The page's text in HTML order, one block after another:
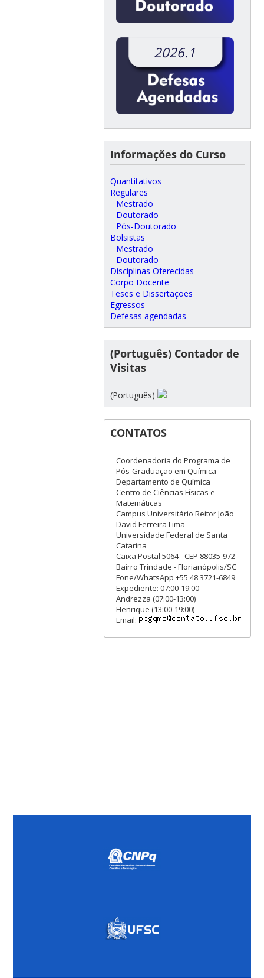
2026.1
Informações do Curso
Quantitativos
Regulares
Mestrado
Doutorado
Pós-Doutorado
Bolsistas
Mestrado
Doutorado
Disciplinas Oferecidas
Corpo Docente
Teses e Dissertações
Egressos
Defesas agendadas
(Português) Contador de
Visitas
(Português)
CONTATOS
Coordenadoria do Programa de
Pós-Graduação em Química
Departamento de Química
Centro de Ciências Físicas e
Matemáticas
Campus Universitário Reitor João
David Ferreira Lima
Universidade Federal de Santa
Catarina
Caixa Postal 5064 - CEP 88035-972
Bairro Trindade - Florianópolis/SC
Fone/WhatsApp +55 48 3721-6849
Expediente: 07:00-19:00
Andrezza (07:00-13:00)
Henrique (13:00-19:00)
Email: